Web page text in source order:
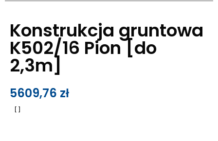
Konstrukcja gruntowa
K502/16 Pion [do
2,3m]
5609,76 zł